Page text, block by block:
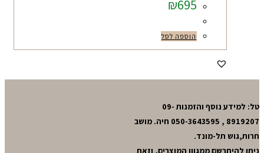
₪695
הוספה לסל
טל: למידע נוסף והזמנות 09-
8919207 , 050-3643595 חיה. מושב
חרות,גוש תל-מונד.
ניתן להיתרשם ממגוון המוצרים, וזאת